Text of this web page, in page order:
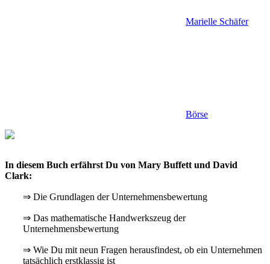
Marielle Schäfer
Börse
In diesem Buch erfährst Du von Mary Buffett und David
Clark:
⇒ Die Grundlagen der Unternehmensbewertung
⇒ Das mathematische Handwerkszeug der
Unternehmensbewertung
⇒ Wie Du mit neun Fragen herausfindest, ob ein Unternehmen
tatsächlich erstklassig ist